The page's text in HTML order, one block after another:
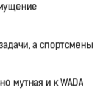
а спортсмены
мутная и к WADA